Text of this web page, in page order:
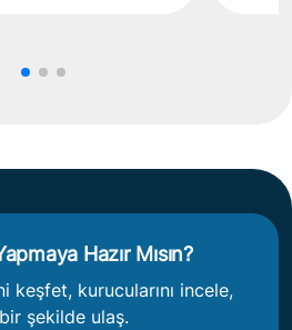
Hazır Mısın?
keşfet, kurucularını incele,
şekilde ulaş.